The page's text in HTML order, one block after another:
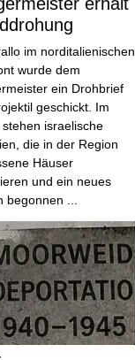
im norditalienischen
wurde dem
ein Drohbrief
geschickt. Im
stehen israelische
die in der Region
Häuser
und ein neues
begonnen ...